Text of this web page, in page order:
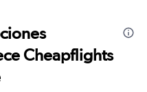
Cheapflights